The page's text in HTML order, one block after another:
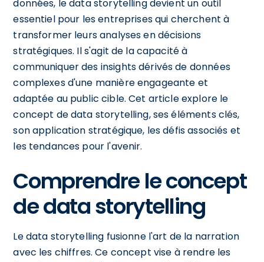
données, le data storytelling devient un outil
essentiel pour les entreprises qui cherchent à
transformer leurs analyses en décisions
stratégiques. Il s'agit de la capacité à
communiquer des insights dérivés de données
complexes d'une manière engageante et
adaptée au public cible. Cet article explore le
concept de data storytelling, ses éléments clés,
son application stratégique, les défis associés et
les tendances pour l'avenir.
Comprendre le concept
de data storytelling
Le data storytelling fusionne l'art de la narration
avec les chiffres. Ce concept vise à rendre les